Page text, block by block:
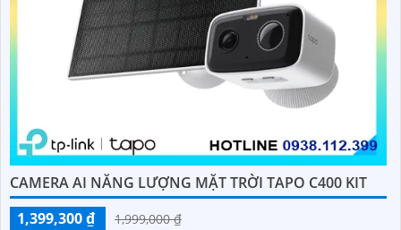
CAMERA AI NĂNG LƯỢNG MẶT TRỜI TAPO C400 KIT
1,399,300 ₫
1,999,000 ₫